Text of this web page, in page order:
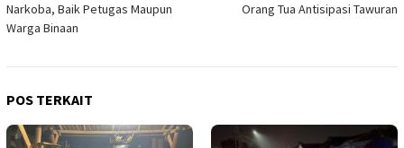
Narkoba, Baik Petugas Maupun
Warga Binaan
Orang Tua Antisipasi Tawuran
POS TERKAIT